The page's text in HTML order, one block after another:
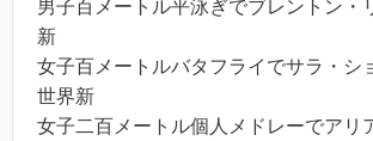
男子百メートル平泳ぎでブレントン・
新
女子百メートルバタフライでサラ・シ
世界新
女子二百メートル個人メドレーでアリ